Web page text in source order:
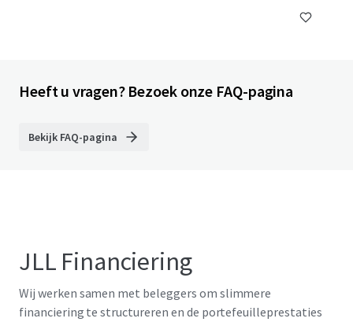
Heeft u vragen? Bezoek onze FAQ-pagina
Bekijk FAQ-pagina
JLL Financiering
Wij werken samen met beleggers om slimmere
financiering te structureren en de portefeuilleprestaties